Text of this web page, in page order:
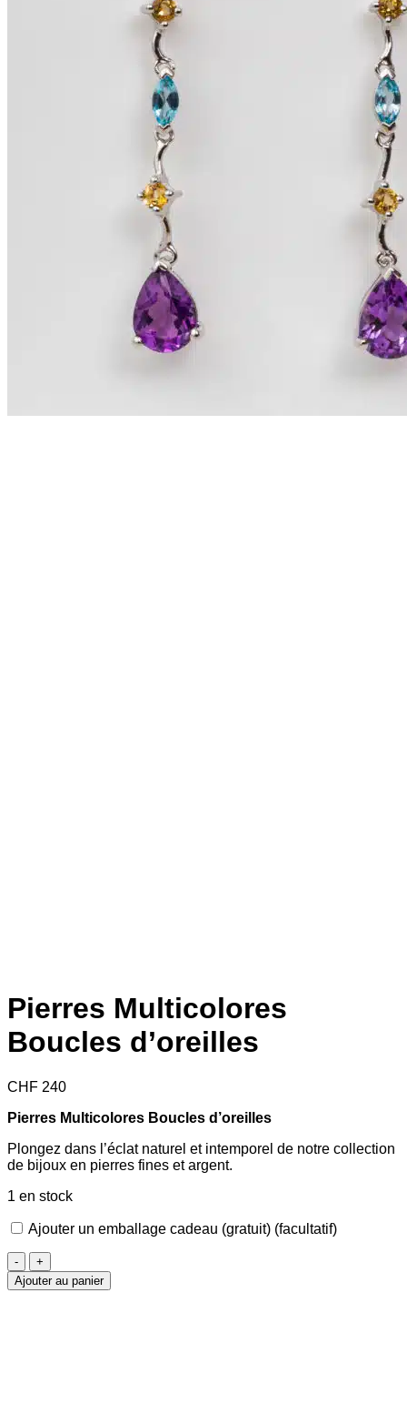
Pierres Multicolores
Boucles d’oreilles
CHF 240
Pierres Multicolores Boucles d’oreilles
Plongez dans l’éclat naturel et intemporel de notre collection
de bijoux en pierres fines et argent.
1 en stock
Ajouter un emballage cadeau (gratuit) (facultatif)
quantité
de
Pierres
Ajouter au panier